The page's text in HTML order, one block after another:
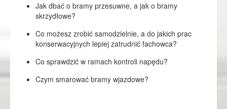
Jak dbać o bramy przesuwne, a jak o bramy
skrzydłowe?
Co możesz zrobić samodzielnie, a do jakich prac
konserwacyjnych lepiej zatrudnić fachowca?
Co sprawdzić w ramach kontroli napędu?
Czym smarować bramy wjazdowe?